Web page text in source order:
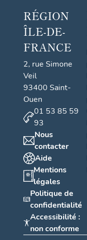
RÉGION
ÎLE-DE-
FRANCE
2, rue Simone
Veil
93400 Saint-
Ouen
01 53 85 59
93
Nous
contacter
Aide
Mentions
légales
Politique de
confidentialité
Accessibilité :
non conforme